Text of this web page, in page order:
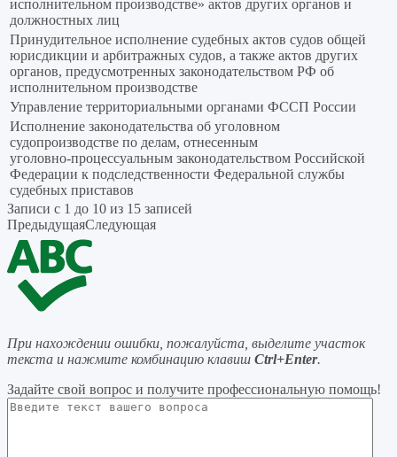
исполнительном производстве» актов других органов и
должностных лиц
Принудительное исполнение судебных актов судов общей
юрисдикции и арбитражных судов, а также актов других
органов, предусмотренных законодательством РФ об
исполнительном производстве
Управление территориальными органами ФССП России
Исполнение законодательства об уголовном
судопроизводстве по делам, отнесенным
уголовно‑процессуальным законодательством Российской
Федерации к подследственности Федеральной службы
судебных приставов
Записи с 1 до 10 из 15 записей
ПредыдущаяСледующая
При нахождении ошибки, пожалуйста, выделите участок
текста и нажмите комбинацию клавиш Ctrl+Enter.
Задайте свой вопрос и получите профессиональную помощь!